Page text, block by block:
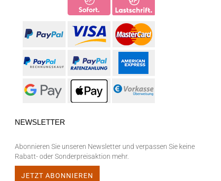
NEWSLETTER
Abonnieren Sie unseren Newsletter und verpassen Sie keine
Rabatt- oder Sonderpreisaktion mehr.